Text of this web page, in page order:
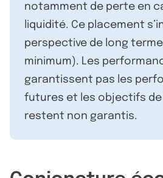
notamment de perte en
liquidité. Ce placement
perspective de long terme
minimum). Les
garantissent pas les
futures et les objectifs
restent non garantis.